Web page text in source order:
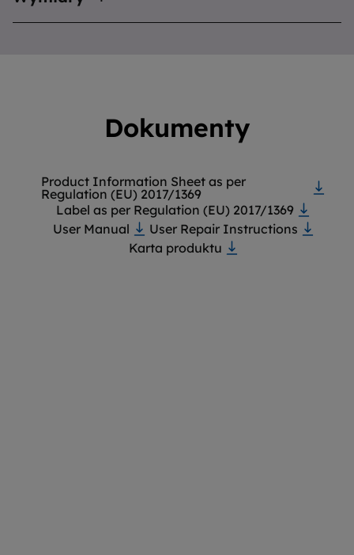
Dokumenty
Product Information Sheet as per
Regulation (EU) 2017/1369
Label as per Regulation (EU) 2017/1369
User Manual
User Repair Instructions
Karta produktu